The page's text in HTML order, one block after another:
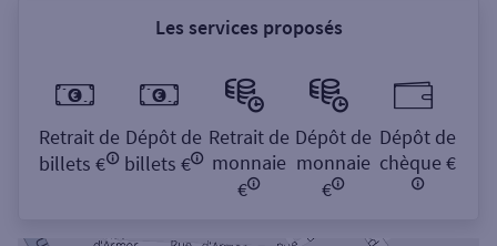
Les services proposés
Retrait de
billets €
Dépôt de
billets €
Retrait de
monnaie
€
Dépôt de
monnaie
€
Dépôt de
chèque €